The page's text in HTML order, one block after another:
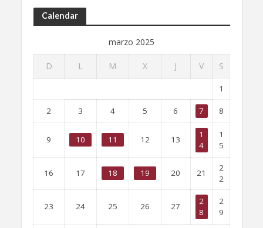
Calendar
marzo 2025
D L M X J V S
1
2 3 4 5 6 7 8
9 10 11 12 13
1
4
1
5
16 17 18 19 20 21
2
2
23 24 25 26 27
2
8
2
9